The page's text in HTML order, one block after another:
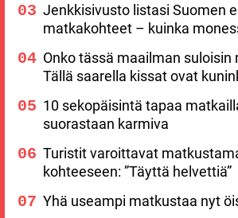
Jenkkisivusto listasi Suomen
matkakohteet – kuinka
Onko tässä maailman suloisin
Tällä saarella kissat ovat
10 sekopäisintä tapaa
suorastaan karmiva
Turistit varoittavat
kohteeseen: ”Täyttä helvettiä”
Yhä useampi matkustaa nyt